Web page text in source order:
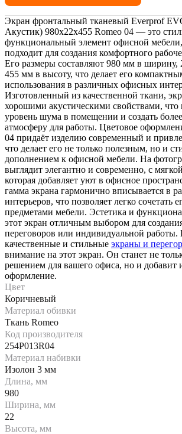
Экран фронтальный тканевый Everprof
Акустик) 980х22x455 Romeo 04 — это
функциональный элемент офисной
подходит для создания комфортного
Его размеры составляют 980 мм в ширину,
455 мм в высоту, что делает его
использования в различных офисных
Изготовленный из качественной ткани,
хорошими акустическими свойствами, что
уровень шума в помещении и создать
атмосферу для работы. Цветовое
04 придаёт изделию современный и
что делает его не только полезным, но и
дополнением к офисной мебели. На
выглядит элегантно и современно, с
которая добавляет уют в офисное
гамма экрана гармонично вписывается в
интерьеров, что позволяет легко сочетать
предметами мебели. Эстетика и
этот экран отличным выбором для
переговоров или индивидуальной
качественные и стильные экраны и
внимание на этот экран. Он станет не
решением для вашего офиса, но и добавит
оформление.
Цвет
Коричневый
Материал обивки
Ткань Romeo
Код производителя
254P013R04
Материал набивки
Изолон 3 мм
Длина, мм
980
Ширина, мм
22
Высота, мм